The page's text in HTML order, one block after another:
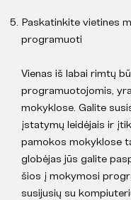
Paskatinkite vietines
programuoti
Vienas iš labai rimtų
programuotojomis,
mokyklose. Galite
įstatymų leidėjais ir
pamokos mokyklose
globėjas jūs galite
šios į mokymosi
susijusių su